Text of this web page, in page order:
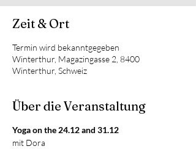
Zeit & Ort
Termin wird bekanntgegeben
Winterthur, Magazingasse 2, 8400
Winterthur, Schweiz
Über die Veranstaltung
Yoga on the 24.12 and 31.12
mit Dora